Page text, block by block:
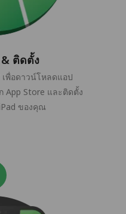
ติดตั้ง
พื่อดาวน์โหลดแอป
App Store และติดตั้ง
ของคุณ